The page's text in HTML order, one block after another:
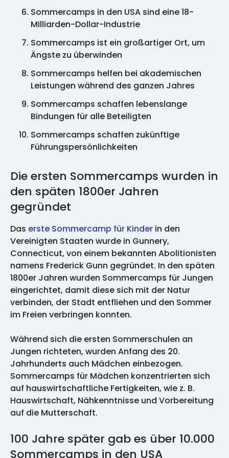
Sommercamps in den USA sind eine 18-
Milliarden-Dollar-Industrie
Sommercamps ist ein großartiger Ort, um
Ängste zu überwinden
Sommercamps helfen bei akademischen
Leistungen während des ganzen Jahres
Sommercamps schaffen lebenslange
Bindungen für alle Beteiligten
Sommercamps schaffen zukünftige
Führungspersönlichkeiten
Die ersten Sommercamps wurden in
den späten 1800er Jahren
gegründet
Das erste Sommercamp für Kinder in den
Vereinigten Staaten wurde in Gunnery,
Connecticut, von einem bekannten Abolitionisten
namens Frederick Gunn gegründet. In den späten
1800er Jahren wurden Sommercamps für Jungen
eingerichtet, damit diese sich mit der Natur
verbinden, der Stadt entfliehen und den Sommer
im Freien verbringen konnten.
Während sich die ersten Sommerschulen an
Jungen richteten, wurden Anfang des 20.
Jahrhunderts auch Mädchen einbezogen.
Sommercamps für Mädchen konzentrierten sich
auf hauswirtschaftliche Fertigkeiten, wie z. B.
Hauswirtschaft, Nähkenntnisse und Vorbereitung
auf die Mutterschaft.
100 Jahre später gab es über 10.000
Sommercamps in den USA